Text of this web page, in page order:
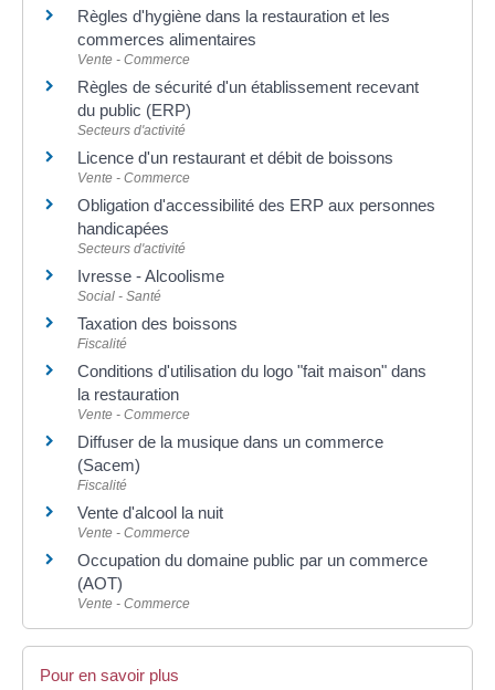
Règles d'hygiène dans la restauration et les
commerces alimentaires
Vente - Commerce
Règles de sécurité d'un établissement recevant
du public (ERP)
Secteurs d'activité
Licence d'un restaurant et débit de boissons
Vente - Commerce
Obligation d'accessibilité des ERP aux personnes
handicapées
Secteurs d'activité
Ivresse - Alcoolisme
Social - Santé
Taxation des boissons
Fiscalité
Conditions d'utilisation du logo "fait maison" dans
la restauration
Vente - Commerce
Diffuser de la musique dans un commerce
(Sacem)
Fiscalité
Vente d'alcool la nuit
Vente - Commerce
Occupation du domaine public par un commerce
(AOT)
Vente - Commerce
Pour en savoir plus